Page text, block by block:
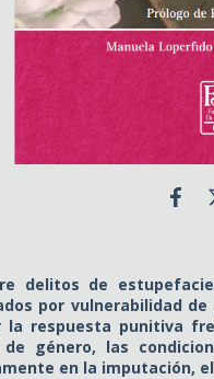
delitos de
por vulnerabilidad
la respuesta punitiva
género, las
en la imputación,